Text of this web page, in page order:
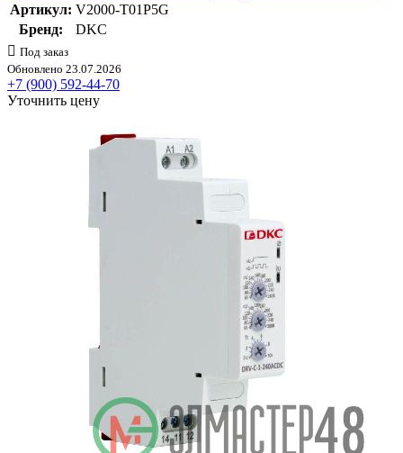
Артикул: V2000-T01P5G
Бренд:
DKC
Под заказ
Обновлено 23.07.2026
+7 (900) 592-44-70
Уточнить цену